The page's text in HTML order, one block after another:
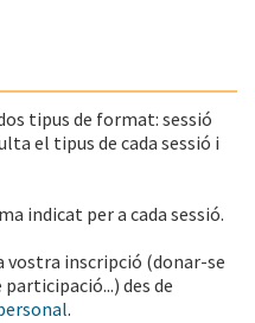
tipus de format: sessió
el tipus de cada sessió i
indicat per a cada sessió.
vostra inscripció (donar-se
des de
.